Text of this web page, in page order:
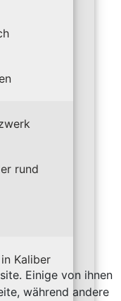
rund
Kaliber
Einige von ihnen
während andere